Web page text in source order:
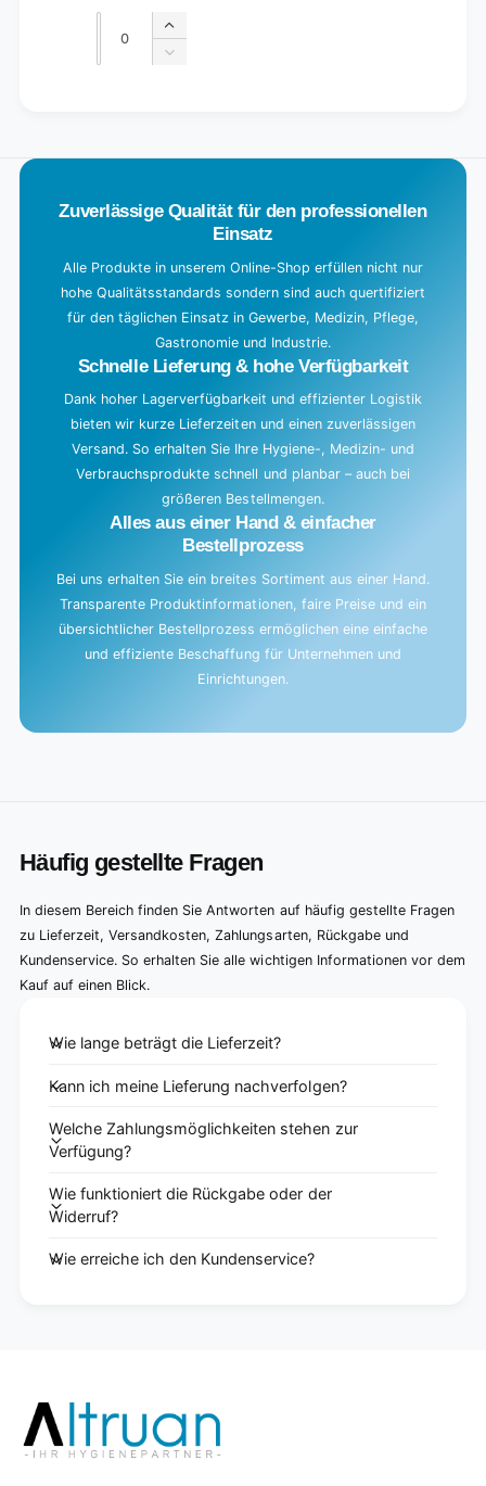
price
price
Quantity
Increase
quantity
Decrease
a
Zuverlässige Qualität für den professionellen
Einsatz
Alle Produkte in unserem Online-Shop erfüllen nicht nur
hohe Qualitätsstandards sondern sind auch quertifiziert
für den täglichen Einsatz in Gewerbe, Medizin, Pflege,
Gastronomie und Industrie.
Schnelle Lieferung & hohe Verfügbarkeit
Dank hoher Lagerverfügbarkeit und effizienter Logistik
bieten wir kurze Lieferzeiten und einen zuverlässigen
Versand. So erhalten Sie Ihre Hygiene-, Medizin- und
Verbrauchsprodukte schnell und planbar – auch bei
größeren Bestellmengen.
Alles aus einer Hand & einfacher
Bestellprozess
Bei uns erhalten Sie ein breites Sortiment aus einer Hand.
Transparente Produktinformationen, faire Preise und ein
übersichtlicher Bestellprozess ermöglichen eine einfache
und effiziente Beschaffung für Unternehmen und
Einrichtungen.
Häufig gestellte Fragen
In diesem Bereich finden Sie Antworten auf häufig gestellte Fragen
zu Lieferzeit, Versandkosten, Zahlungsarten, Rückgabe und
Kundenservice. So erhalten Sie alle wichtigen Informationen vor dem
Kauf auf einen Blick.
Wie lange beträgt die Lieferzeit?
Kann ich meine Lieferung nachverfolgen?
Welche Zahlungsmöglichkeiten stehen zur
Verfügung?
Wie funktioniert die Rückgabe oder der
Widerruf?
Wie erreiche ich den Kundenservice?